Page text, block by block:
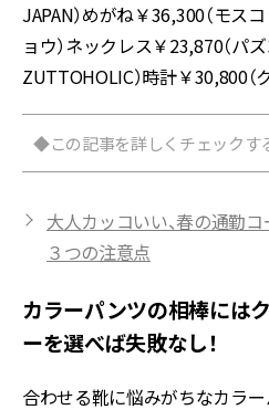
JAPAN）めがね￥36,300（モス
ョウ）ネックレス￥23,870（パ
ZUTTOHOLIC）時計￥30,800（
◆この記事を詳しくチェックす
大人カッコいい、春の通勤コ
３つの注意点
カラーパンツの相棒には
ーを選べば失敗なし！
合わせる靴に悩みがちなカラ